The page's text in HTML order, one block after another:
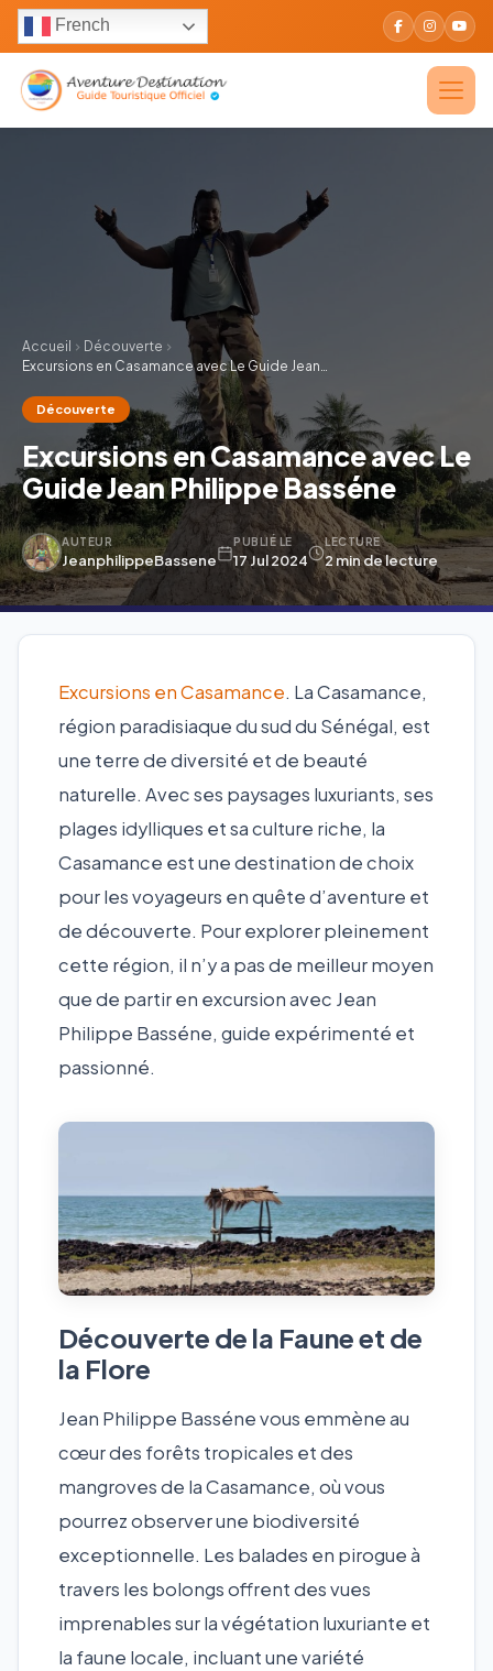
French
Accueil
Découverte
Excursions en Casamance avec Le Guide Jean…
Découverte
Excursions en Casamance avec Le
Guide Jean Philippe Basséne
AUTEUR
JeanphilippeBassene
PUBLIÉ LE
17 Jul 2024
LECTURE
2 min de lecture
Excursions en Casamance. La Casamance,
région paradisiaque du sud du Sénégal, est
une terre de diversité et de beauté
naturelle. Avec ses paysages luxuriants, ses
plages idylliques et sa culture riche, la
Casamance est une destination de choix
pour les voyageurs en quête d’aventure et
de découverte. Pour explorer pleinement
cette région, il n’y a pas de meilleur moyen
que de partir en excursion avec Jean
Philippe Basséne, guide expérimenté et
passionné.
Découverte de la Faune et de
la Flore
Jean Philippe Basséne vous emmène au
cœur des forêts tropicales et des
mangroves de la Casamance, où vous
pourrez observer une biodiversité
exceptionnelle. Les balades en pirogue à
travers les bolongs offrent des vues
imprenables sur la végétation luxuriante et
la faune locale, incluant une variété